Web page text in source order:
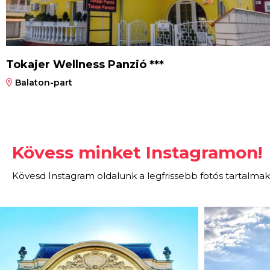
Tokajer Wellness Panzió ***
Balaton-part
Kövess minket Instagramon!
Kövesd Instagram oldalunk a legfrissebb fotós